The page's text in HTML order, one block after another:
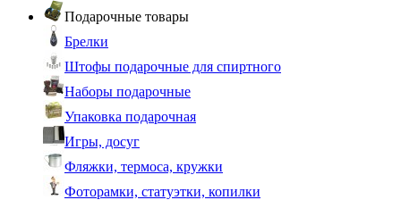
Подарочные товары
Брелки
Штофы подарочные для спиртного
Наборы подарочные
Упаковка подарочная
Игры, досуг
Фляжки, термоса, кружки
Фоторамки, статуэтки, копилки